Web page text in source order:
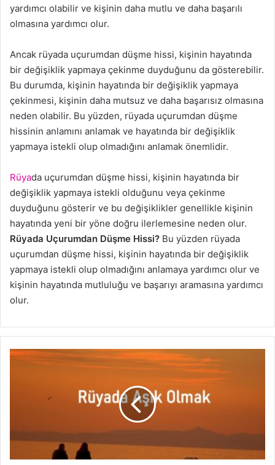
yardımcı olabilir ve kişinin daha mutlu ve daha başarılı
olmasına yardımcı olur.
Ancak rüyada uçurumdan düşme hissi, kişinin hayatında
bir değişiklik yapmaya çekinme duyduğunu da gösterebilir.
Bu durumda, kişinin hayatında bir değişiklik yapmaya
çekinmesi, kişinin daha mutsuz ve daha başarısız olmasına
neden olabilir. Bu yüzden, rüyada uçurumdan düşme
hissinin anlamını anlamak ve hayatında bir değişiklik
yapmaya istekli olup olmadığını anlamak önemlidir.
Rüyada uçurumdan düşme hissi, kişinin hayatında bir
değişiklik yapmaya istekli olduğunu veya çekinme
duyduğunu gösterir ve bu değişiklikler genellikle kişinin
hayatında yeni bir yöne doğru ilerlemesine neden olur.
Rüyada Uçurumdan Düşme Hissi? Bu yüzden rüyada
uçurumdan düşme hissi, kişinin hayatında bir değişiklik
yapmaya istekli olup olmadığını anlamaya yardımcı olur ve
kişinin hayatında mutluluğu ve başarıyı aramasına yardımcı
olur.
Rüyada